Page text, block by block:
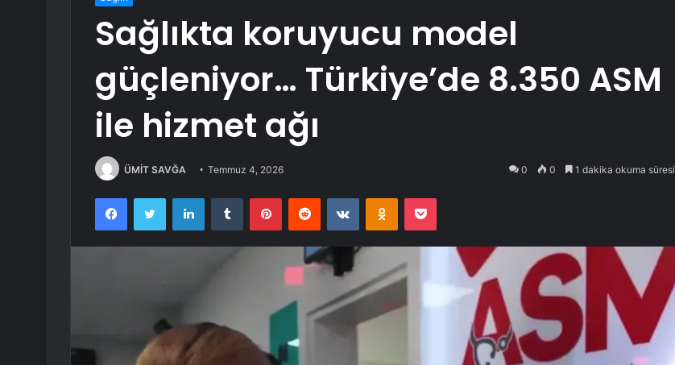
Sağlıkta koruyucu model
güçleniyor… Türkiye’de 8.350 ASM
ile hizmet ağı
ÜMİT SAVĞA Temmuz 4, 2026 0 0 1 dakika okuma süresi
FacebookTwitter LinkedInTumblr PinterestReddit VKontakteOdnoklassniki
Pocket